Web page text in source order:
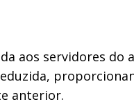
aos servidores
anterior.